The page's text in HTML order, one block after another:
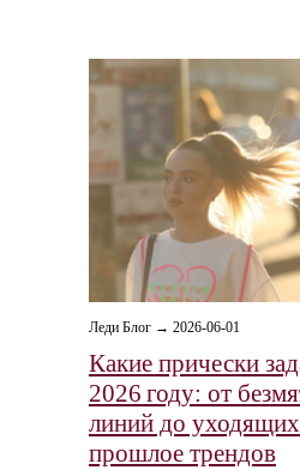
Леди Блог → 2026-06-01
Какие прически
2026 году: от
линий до
прошлое трендов